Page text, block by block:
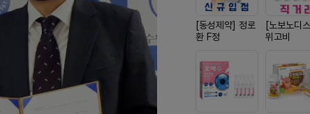
[동성제약] 정로
환 F정
[노보노디
위고비